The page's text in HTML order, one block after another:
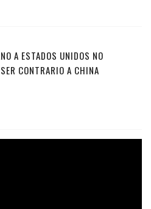
A ESTADOS UNIDOS NO
CONTRARIO A CHINA